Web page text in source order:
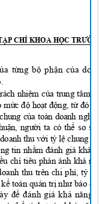
ẠP CHÍ KHOA HỌC
từng bộ phận của
nhiệm của trung tâm
mức độ hoạt động, từ đó
của toàn doanh nghi
người ta có thể so
thu với tỷ lệ chung
tin nhằm đánh giá khả
chỉ tiêu phản ánh khả
thu trên chi phí, tỷ
toán quản trị như báo
để đánh giá khả